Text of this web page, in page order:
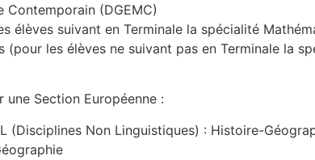
Contemporain (DGEMC)
élèves suivant en Terminale la spécialité
(pour les élèves ne suivant pas en Terminale la
Section Européenne :
(Disciplines Non Linguistiques) : Histoire-